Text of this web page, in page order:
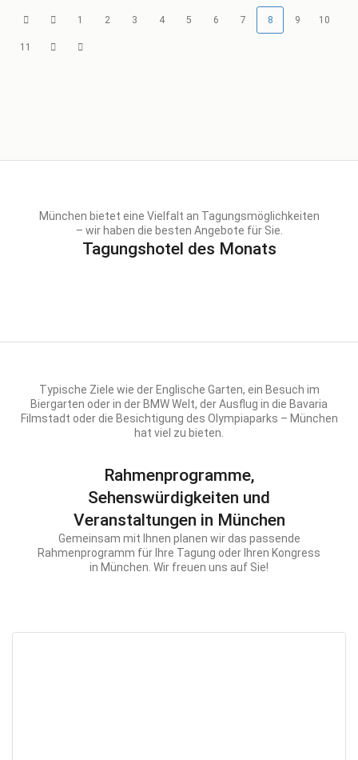
1 2 3 4 5 6 7 8 9 10
11
München bietet eine Vielfalt an Tagungsmöglichkeiten
– wir haben die besten Angebote für Sie.
Tagungshotel des Monats
Typische Ziele wie der Englische Garten, ein Besuch im
Biergarten oder in der BMW Welt, der Ausflug in die Bavaria
Filmstadt oder die Besichtigung des Olympiaparks – München
hat viel zu bieten.
Rahmenprogramme,
Sehenswürdigkeiten und
Veranstaltungen in München
Gemeinsam mit Ihnen planen wir das passende
Rahmenprogramm für Ihre Tagung oder Ihren Kongress
in München. Wir freuen uns auf Sie!